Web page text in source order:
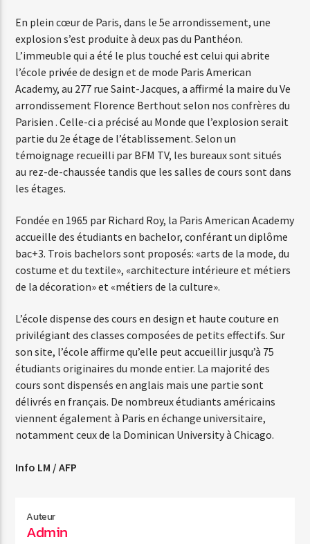
Web-Radio-Années 80
Web-Radio-Latino
Web-Radio-Italia
En plein cœur de Paris, dans le 5e arrondissement, une
explosion s’est produite à deux pas du Panthéon.
L’immeuble qui a été le plus touché est celui qui abrite
l’école privée de design et de mode Paris American
Academy, au 277 rue Saint-Jacques, a affirmé la maire du Ve
arrondissement Florence Berthout selon nos confrères du
Parisien . Celle-ci a précisé au Monde que l’explosion serait
partie du 2e étage de l’établissement. Selon un
témoignage recueilli par BFM TV, les bureaux sont situés
au rez-de-chaussée tandis que les salles de cours sont dans
les étages.
Fondée en 1965 par Richard Roy, la Paris American Academy
accueille des étudiants en bachelor, conférant un diplôme
bac+3. Trois bachelors sont proposés: «arts de la mode, du
costume et du textile», «architecture intérieure et métiers
de la décoration» et «métiers de la culture».
L’école dispense des cours en design et haute couture en
privilégiant des classes composées de petits effectifs. Sur
son site, l’école affirme qu’elle peut accueillir jusqu’à 75
étudiants originaires du monde entier. La majorité des
cours sont dispensés en anglais mais une partie sont
délivrés en français. De nombreux étudiants américains
viennent également à Paris en échange universitaire,
notamment ceux de la Dominican University à Chicago.
Info LM / AFP
Auteur
Admin